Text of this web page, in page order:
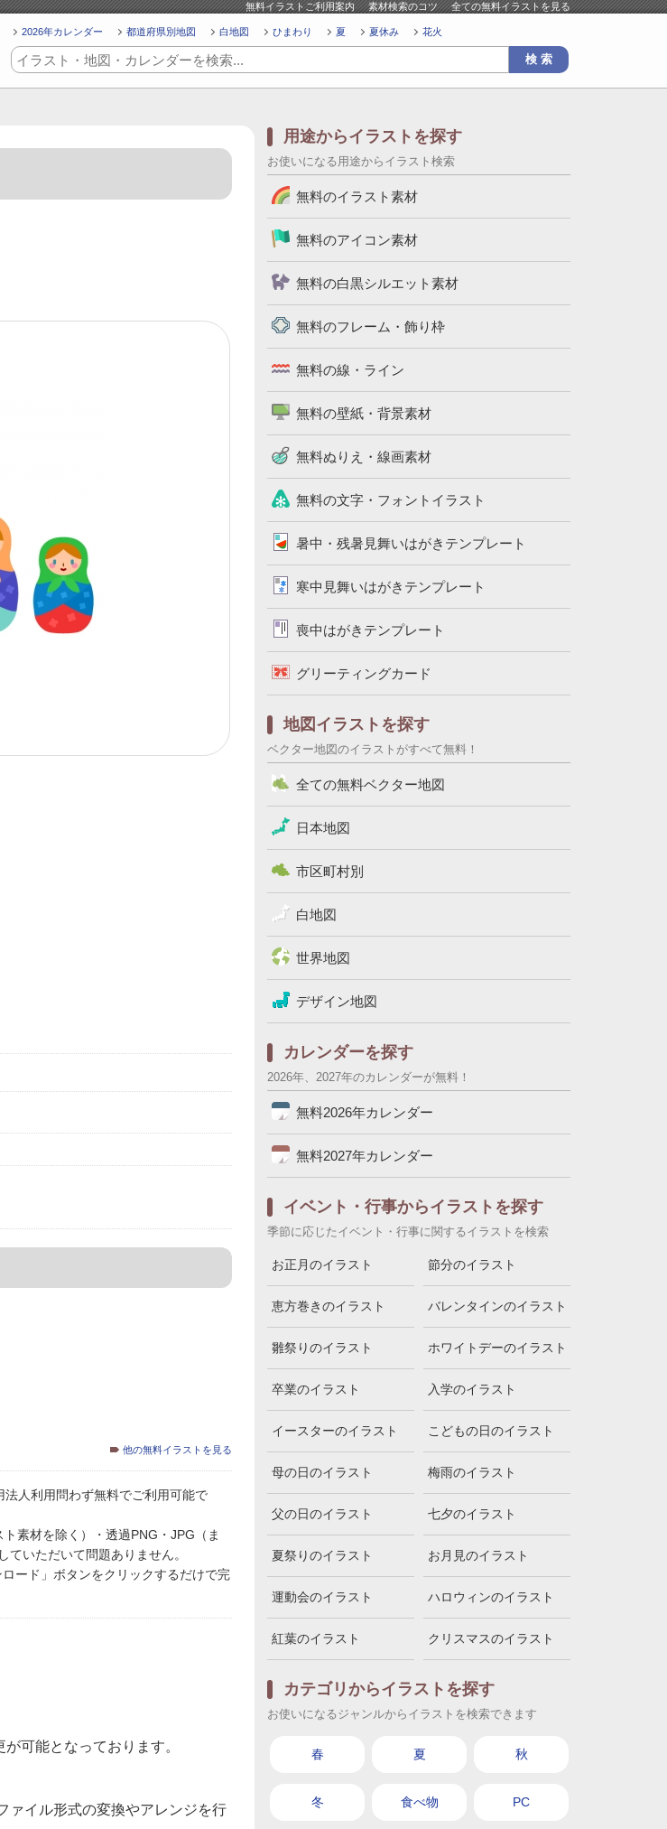
無料イラストご利用案内 素材検索のコツ 全ての無料イラストを見る
2026年カレンダー 都道府県別地図 白地図 ひまわり 夏 夏休み 花火
他の無料イラストを見る
法人利用問わず無料でご利用可能で
素材を除く）・透過PNG・JPG（ま
いただいて問題ありません。
ード」ボタンをクリックするだけで完
可能となっております。
ァイル形式の変換やアレンジを行
用途からイラストを探す
お使いになる用途からイラスト検索
無料のイラスト素材
無料のアイコン素材
無料の白黒シルエット素材
無料のフレーム・飾り枠
無料の線・ライン
無料の壁紙・背景素材
無料ぬりえ・線画素材
無料の文字・フォントイラスト
暑中・残暑見舞いはがきテンプレート
寒中見舞いはがきテンプレート
喪中はがきテンプレート
グリーティングカード
地図イラストを探す
ベクター地図のイラストがすべて無料！
全ての無料ベクター地図
日本地図
市区町村別
白地図
世界地図
デザイン地図
カレンダーを探す
2026年、2027年のカレンダーが無料！
無料2026年カレンダー
無料2027年カレンダー
イベント・行事からイラストを探す
季節に応じたイベント・行事に関するイラストを検索
お正月のイラスト 節分のイラスト
恵方巻きのイラスト バレンタインのイラスト
雛祭りのイラスト ホワイトデーのイラスト
卒業のイラスト 入学のイラスト
イースターのイラスト こどもの日のイラスト
母の日のイラスト 梅雨のイラスト
父の日のイラスト 七夕のイラスト
夏祭りのイラスト お月見のイラスト
運動会のイラスト ハロウィンのイラスト
紅葉のイラスト クリスマスのイラスト
カテゴリからイラストを探す
お使いになるジャンルからイラストを検索できます
春 夏 秋
冬 食べ物 PC